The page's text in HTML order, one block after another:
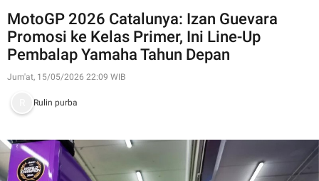
MotoGP 2026 Catalunya: Izan Guevara
Promosi ke Kelas Primer, Ini Line-Up
Pembalap Yamaha Tahun Depan
Jum'at, 15/05/2026 22:09 WIB
Rulin purba